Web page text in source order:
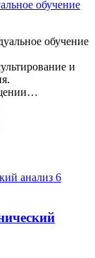
обучение
и